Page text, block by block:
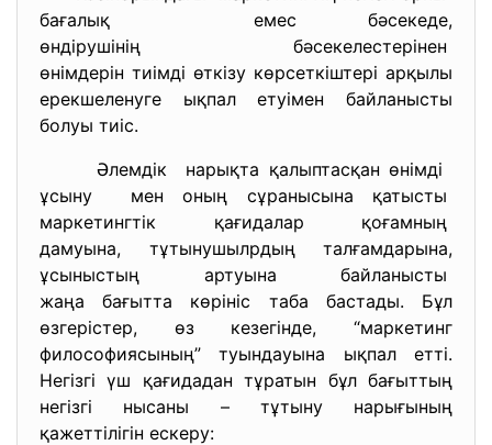
бағалық емес бәсекеде,
өндірушінің бәсекелестерінен
өнімдерін тиімді өткізу көрсеткіштері арқылы
ерекшеленуге ықпал етуімен байланысты
болуы тиіс.
Әлемдік нарықта қалыптасқан өнімді
ұсыну мен оның сұранысына қатысты
маркетингтік қағидалар қоғамның
дамуына, тұтынушылрдың талғамдарына,
ұсыныстың артуына байланысты
жаңа бағытта көрініс таба бастады. Бұл
өзгерістер, өз кезегінде, “маркетинг
философиясының” туындауына ықпал етті.
Негізгі үш қағидадан тұратын бұл бағыттың
негізгі нысаны – тұтыну нарығының
қажеттілігін ескеру: